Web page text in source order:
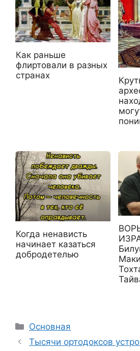
Как раньше
флиртовали в разных
странах
Когда ненависть
начинает казаться
добродетелью
Рубрики
Основная
Тысячи ортодоксов